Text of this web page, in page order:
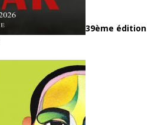
39ème édition